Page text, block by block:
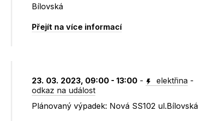
Bílovská
Přejít na více informací
23. 03. 2023, 09:00 - 13:00 - elektřina -
odkaz na událost
Plánovaný výpadek: Nová SS102 ul.Bílovská